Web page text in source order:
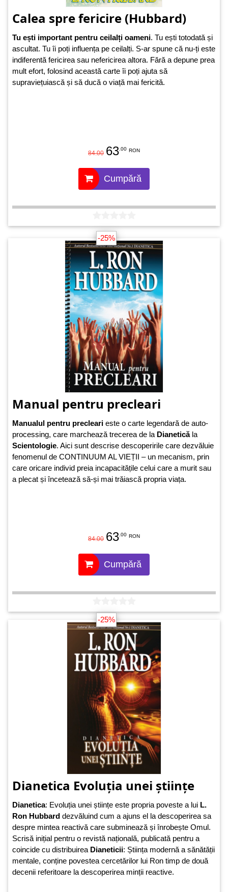
Calea spre fericire (Hubbard)
Tu ești important pentru ceilalți oameni. Tu ești totodată și
ascultat. Tu îi poți influența pe ceilalți. S-ar spune că nu-ți este
indiferentă fericirea sau nefericirea altora. Fără a depune prea
mult efort, folosind această carte îi poți ajuta să
supraviețuiască și să ducă o viață mai fericită.
84.00 63 .00 RON
Cumpără
-25%
Manual pentru precleari
Manualul pentru precleari este o carte legendară de auto-
processing, care marchează trecerea de la Dianeticăla
Scientologie. Aici sunt descrise descoperirile care dezvăluie
fenomenul de CONTINUUM AL VIEȚII – un mecanism, prin
care oricare individ preia incapacitățile celui care a murit sau
a plecat și încetează să-și mai trăiască propria viața.
84.00 63 .00 RON
Cumpără
-25%
Dianetica Evoluția unei științe
Dianetica: Evoluția unei științe este propria poveste a lui L.
Ron Hubbard dezvăluind cum a ajuns el la descoperirea sa
despre mintea reactivă care subminează și înrobește Omul.
Scrisă inițial pentru o revistă națională, publicată pentru a
coincide cu distribuirea Dianeticii: Știința modernă a sănătății
mentale, conține povestea cercetărilor lui Ron timp de două
decenii referitoare la descoperirea minții reactive.